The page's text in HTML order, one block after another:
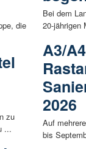
die
zu
...
Bei dem
20-jährigen
A3/
2026
Auf
bis